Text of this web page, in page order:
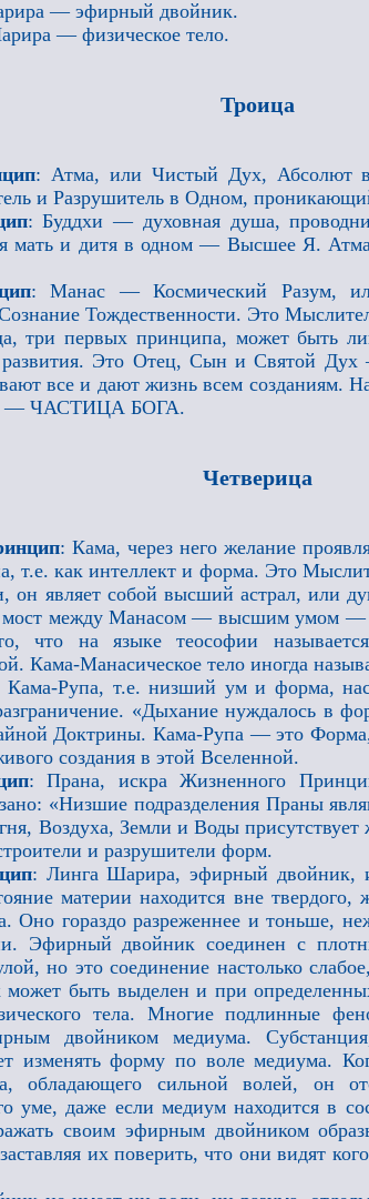
— эфирный двойник.
— физическое тело.
Троица
: Атма, или Чистый Дух, Абсолют
и Разрушитель в Одном,
: Буддхи — духовная душа,
мать и дитя в одном — Высшее Я.
: Манас — Космический Разум,
Тождественности. Это
три первых принципа, может быть
развития. Это Отец, Сын и Святой
все и дают жизнь всем созданиям.
— ЧАСТИЦА БОГА.
Четверица
: Кама, через него желание
т.е. как интеллект и форма. Это
он являет собой высший астрал, или
между Манасом — высшим умом —
что на языке теософии
Кама-Манасическое тело иногда
Рупа, т.е. низший ум и форма,
«Дыхание нуждалось в
Доктрины. Кама-Рупа — это
создания в этой Вселенной.
: Прана, искра Жизненного
«Низшие подразделения Праны
Воздуха, Земли и Воды
и разрушители форм.
: Линга Шарира, эфирный двойник,
материи находится вне твердого,
Оно гораздо разреженнее и тоньше,
Эфирный двойник соединен с
но это соединение настолько
быть выделен и при
тела. Многие подлинные
двойником медиума.
изменять форму по воле медиума.
обладающего сильной волей, он
уме, даже если медиум находится в
своим эфирным двойником
их поверить, что они видят